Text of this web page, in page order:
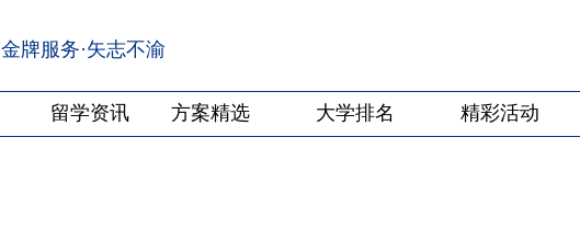
金牌服务·矢志不渝
留学资讯 方案精选 大学排名 精彩活动